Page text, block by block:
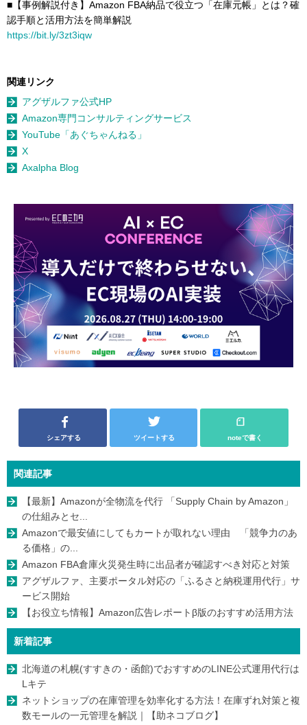
■【事例解説付き】Amazon FBA納品で役立つ「在庫元帳」とは？確
認手順と活用方法を簡単解説
https://bit.ly/3zt3iqw
関連リンク
アグザルファ公式HP
Amazon専門コンサルティングサービス
YouTube「あぐちゃんねる」
X
Axalpha Blog
シェアする ツイートする noteで書く
関連記事
【最新】Amazonが全物流を代行 「Supply Chain by Amazon」
の仕組みとセ...
Amazonで最安値にしてもカートが取れない理由 「競争力のあ
る価格」の...
Amazon FBA倉庫火災発生時に出品者が確認すべき対応と対策
アグザルファ、主要ポータル対応の「ふるさと納税運用代行」サ
ービス開始
【お役立ち情報】Amazon広告レポートβ版のおすすめ活用方法
新着記事
北海道の札幌(すすきの・函館)でおすすめのLINE公式運用代行は
Lキテ
ネットショップの在庫管理を効率化する方法！在庫ずれ対策と複
数モールの一元管理を解説｜【助ネコブログ】